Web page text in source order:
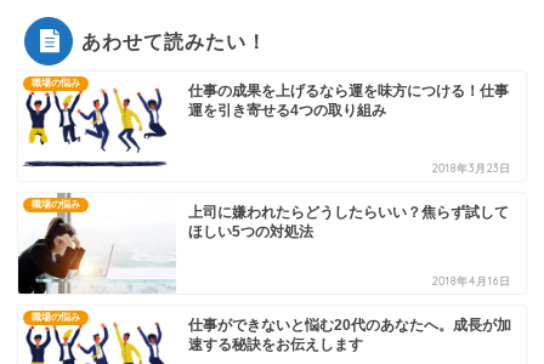
あわせて読みたい！
職場の悩み
仕事の成果を上げるなら運を味方につける！仕事
運を引き寄せる4つの取り組み
2018年3月23日
職場の悩み
上司に嫌われたらどうしたらいい？焦らず試して
ほしい5つの対処法
2018年4月16日
職場の悩み
仕事ができないと悩む20代のあなたへ。成長が加
速する秘訣をお伝えします